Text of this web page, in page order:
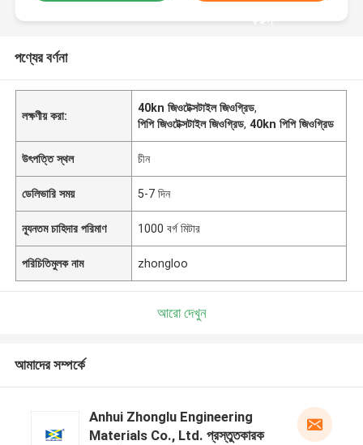
করুন
পণ্যের বর্ণনা
লক্ষণীয় করা:
40kn জিওটেক্সটাইল জিওগ্রিড,
পিপি জিওটেক্সটাইল জিওগ্রিড,40kn পিপি জিওগ্রিড
উৎপত্তি স্থল চীন
ডেলিভারি সময় 5-7 দিন
ন্যূনতম চাহিদার পরিমাণ 1000 বর্গ মিটার
পরিচিতিমুলক নাম zhongloo
আরো দেখুন
আমাদের সম্পর্কে
Anhui Zhonglu Engineering
Materials Co., Ltd. প্রস্তুতকারক